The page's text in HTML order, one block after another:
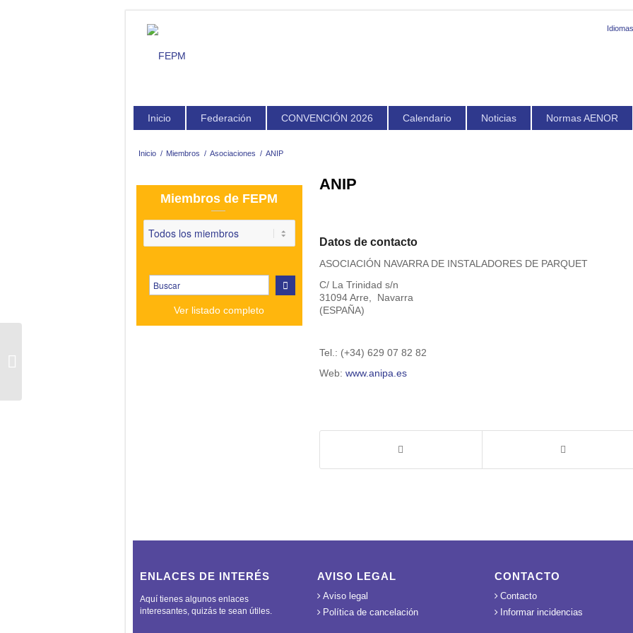
Inicio Federación CONVENCIÓN 2026 Calendario Noticias Normas AENOR
Inicio / Miembros / Asociaciones / ANIP
ANIP
Datos de contacto
ASOCIACIÓN NAVARRA DE INSTALADORES DE PARQUET
C/ La Trinidad s/n
31094 Arre, Navarra
(ESPAÑA)
Tel.: (+34) 629 07 82 82
Web: www.anipa.es
Miembros de FEPM
Ver listado completo
ENLACES DE INTERÉS
Aquí tienes algunos enlaces
interesantes, quizás te sean útiles.
AVISO LEGAL
Aviso legal
Política de cancelación
CONTACTO
Contacto
Informar incidencias